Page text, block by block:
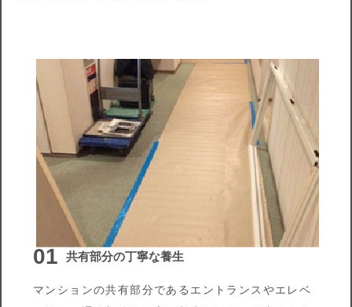
01 共有部分の丁寧な養生
マンションの共有部分であるエントランスやエレベ